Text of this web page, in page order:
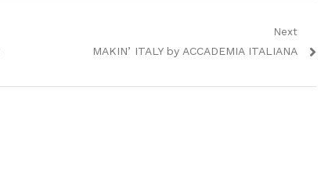
Next
Next
MAKIN’ ITALY by ACCADEMIA ITALIANA